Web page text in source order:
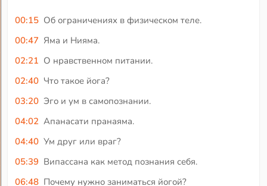
00:15 Об ограничениях в физическом теле.
00:47 Яма и Нияма.
02:21 О нравственном питании.
02:40 Что такое йога?
03:20 Эго и ум в самопознании.
04:02 Апанасати пранаяма.
04:40 Ум друг или враг?
05:39 Випассана как метод познания себя.
06:48 Почему нужно заниматься йогой?